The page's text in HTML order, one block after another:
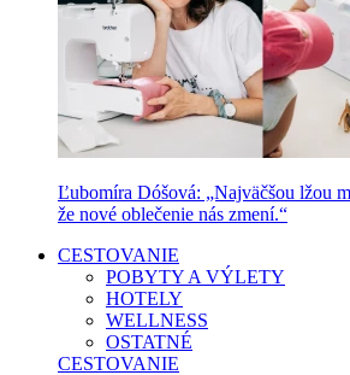
Ľubomíra Dóšová: „Najväčšou lžou
že nové oblečenie nás zmení.“
CESTOVANIE
POBYTY A VÝLETY
HOTELY
WELLNESS
OSTATNÉ
CESTOVANIE